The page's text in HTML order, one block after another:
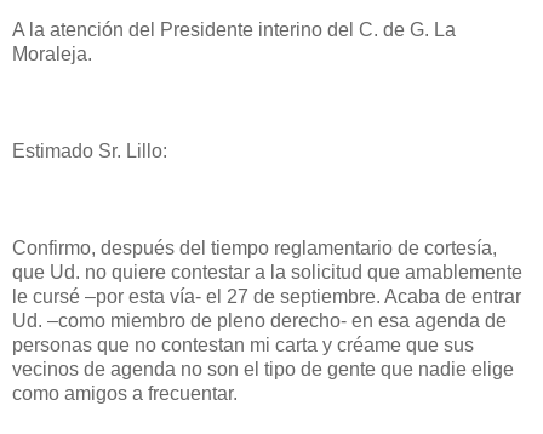
A la atención del Presidente interino del C. de G. La
Moraleja.
Estimado Sr. Lillo:
Confirmo, después del tiempo reglamentario de cortesía,
que Ud. no quiere contestar a la solicitud que amablemente
le cursé –por esta vía- el 27 de septiembre. Acaba de entrar
Ud. –como miembro de pleno derecho- en esa agenda de
personas que no contestan mi carta y créame que sus
vecinos de agenda no son el tipo de gente que nadie elige
como amigos a frecuentar.